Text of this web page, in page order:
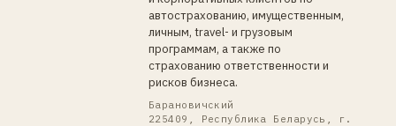
автострахованию, имущественным,
личным, travel- и грузовым
программам, а также по
страхованию ответственности и
рисков бизнеса.
Барановичский
225409, Республика Беларусь, г.